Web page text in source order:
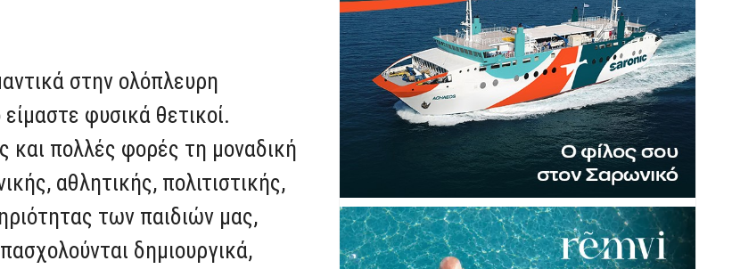
στην ολόπλευρη
φυσικά θετικοί.
και πολλές φορές τη μοναδική
αθλητικής, πολιτιστικής,
των παιδιών μας,
δημιουργικά,